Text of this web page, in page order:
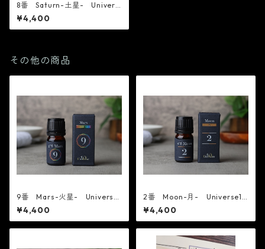
8番 Saturn-土星- Univers
e10 精油
¥4,400
その他の商品
9番 Mars-火星- Universe1
0 精油
¥4,400
2番 Moon-月- Universe10
精油
¥4,400